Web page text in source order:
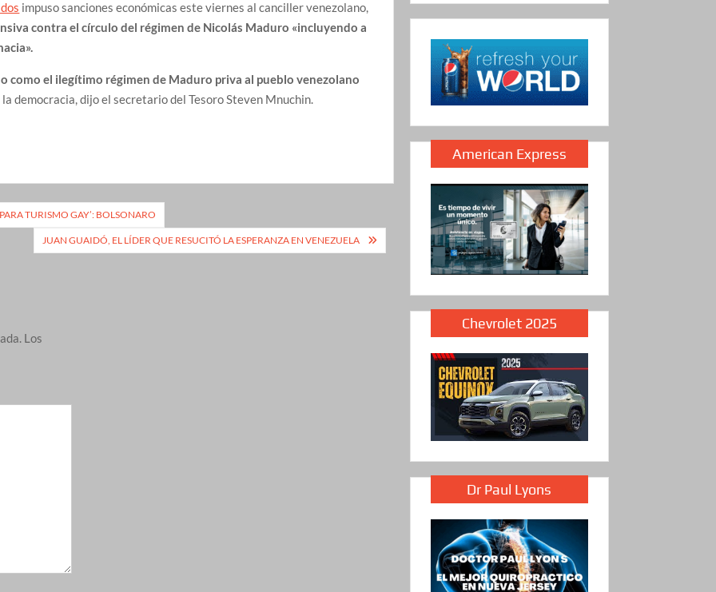
impuso sanciones económicas este viernes al canciller venezolano,
contra el círculo del régimen de Nicolás Maduro «incluyendo a
como el ilegítimo régimen de Maduro priva al pueblo venezolano
democracia, dijo el secretario del Tesoro Steven Mnuchin.
TURISMO GAY’: BOLSONARO
JUAN GUAIDÓ, EL LÍDER QUE RESUCITÓ LA ESPERANZA EN VENEZUELA
Los
American Express
Chevrolet 2025
Dr Paul Lyons